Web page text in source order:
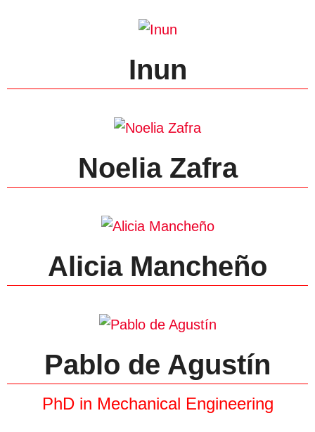
Inun
Noelia Zafra
Alicia Mancheño
Pablo de Agustín
PhD in Mechanical Engineering